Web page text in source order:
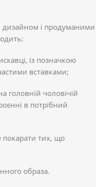
дизайном і продуманими
із позначкою
вставками;
головній чоловічій
в потрібний
тих, що
образа.